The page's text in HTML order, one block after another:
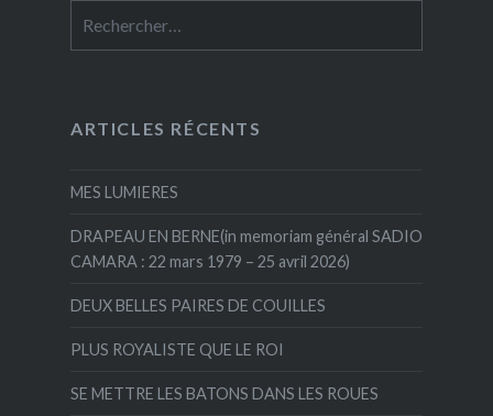
ARTICLES RÉCENTS
MES LUMIERES
DRAPEAU EN BERNE(in memoriam général SADIO
CAMARA : 22 mars 1979 – 25 avril 2026)
DEUX BELLES PAIRES DE COUILLES
PLUS ROYALISTE QUE LE ROI
SE METTRE LES BATONS DANS LES ROUES